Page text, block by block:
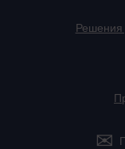
Решения